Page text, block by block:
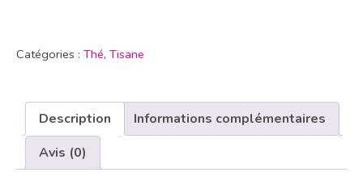
Catégories : Thé, Tisane
Description
Informations complémentaires
Avis (0)